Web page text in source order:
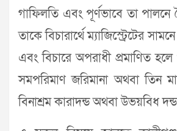
গাফিলতি এবং পূর্ণভাবে তা পালনে
তাকে বিচারার্থে ম্যাজিস্ট্রেটের
এবং বিচারে অপরাধী প্রমাণিত
সমপরিমাণ জরিমানা অথবা তিন
বিনাশ্রম কারাদন্ড অথবা উভয়বিধ